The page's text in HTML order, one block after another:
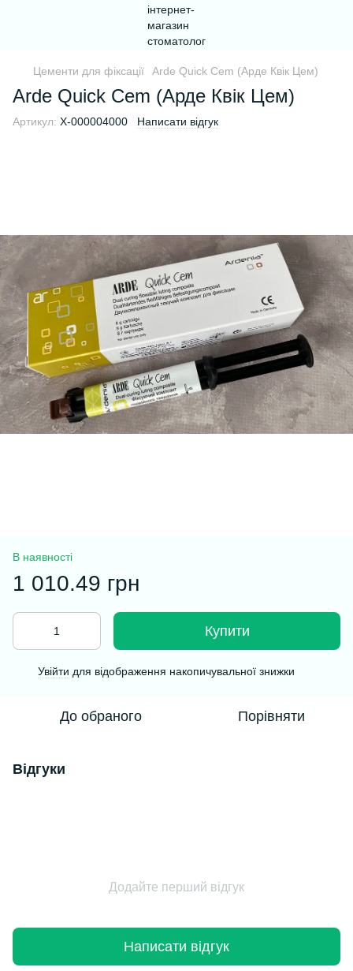
Цементи для фіксації Arde Quick Cem (Арде Квік Цем)
Arde Quick Cem (Арде Квік Цем)
Артикул: Х-000004000 Написати відгук
В наявності
1 010.49 грн
Купити
Увійти для відображення накопичувальної знижки
До обраного Порівняти
Відгуки
Додайте перший відгук
Написати відгук